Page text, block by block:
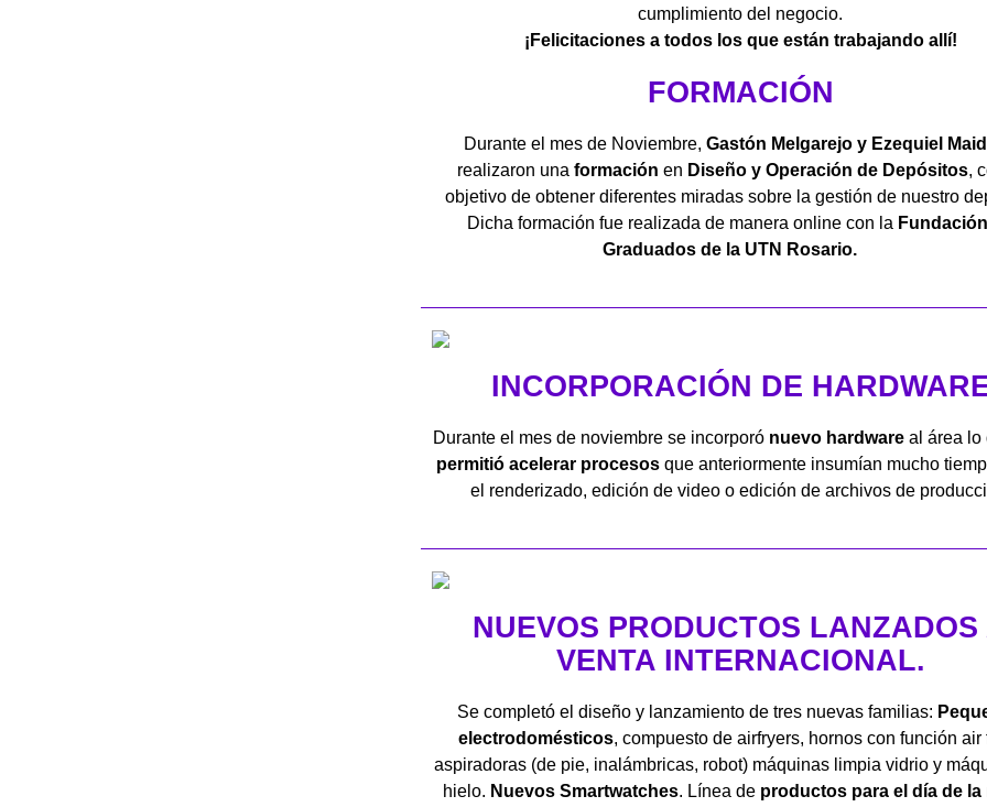
cumplimiento del negocio.
¡Felicitaciones a todos los que están trabajando allí!
FORMACIÓN
Durante el mes de Noviembre, Gastón Melgarejo y Ezequiel
realizaron una formación en Diseño y Operación de Depósitos,
objetivo de obtener diferentes miradas sobre la gestión de nuestro
Dicha formación fue realizada de manera online con la F
Graduados de la UTN Rosario.
INCORPORACIÓN DE
Durante el mes de noviembre se incorporó nuevo hardwareal área lo
permitió acelerar procesos que anteriormente insumían mucho
el renderizado, edición de video o edición de archivos de
NUEVOS PRODUCTOS LANZADOS
VENTA INTERNACIONAL.
Se completó el diseño y lanzamiento de tres nuevas familias:
electrodomésticos, compuesto de airfryers, hornos con función air
aspiradoras (de pie, inalámbricas, robot) máquinas limpia vidrio y
hielo. Nuevos Smartwatches. Línea de productos para el día de la